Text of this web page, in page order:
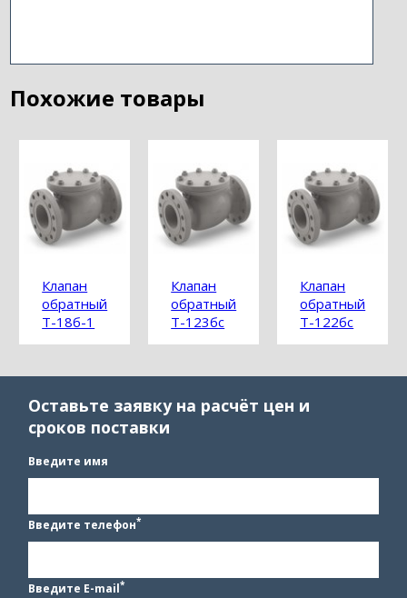
Похожие товары
Клапан
обратный
Т-18б-1
Клапан
обратный
Т-123бс
Клапан
обратный
Т-122бс
Оставьте заявку на расчёт цен и
сроков поставки
Введите имя
Введите телефон*
Введите E-mail*